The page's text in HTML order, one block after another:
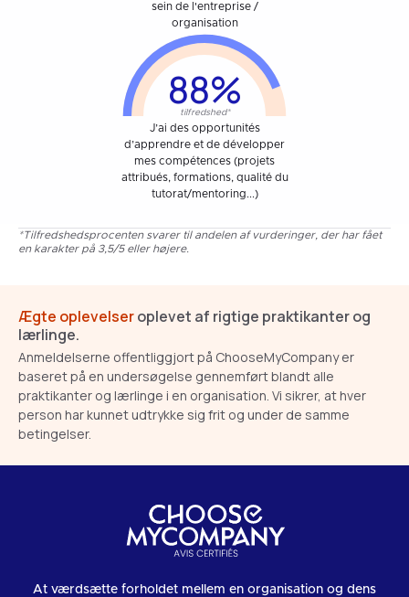
sein de l'entreprise /
organisation
88%
tilfredshed*
J’ai des opportunités
d’apprendre et de développer
mes compétences (projets
attribués, formations, qualité du
tutorat/mentoring...)
*Tilfredshedsprocenten svarer til andelen af vurderinger, der har fået
en karakter på 3,5/5 eller højere.
Ægte oplevelseroplevet af rigtige praktikanter og
lærlinge.
Anmeldelserne offentliggjort på ChooseMyCompany er
baseret på en undersøgelse gennemført blandt alle
praktikanter og lærlinge i en organisation. Vi sikrer, at hver
person har kunnet udtrykke sig frit og under de samme
betingelser.
At værdsætte forholdet mellem en organisation og dens